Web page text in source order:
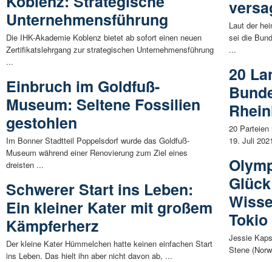
Unternehmensführung
Die IHK-Akademie Koblenz bietet ab sofort einen neuen
Zertifikatslehrgang zur strategischen Unternehmensführung
...
Einbruch im Goldfuß-
Museum: Seltene Fossilien
gestohlen
Im Bonner Stadtteil Poppelsdorf wurde das Goldfuß-
Museum während einer Renovierung zum Ziel eines
dreisten ...
Schwerer Start ins Leben:
Ein kleiner Kater mit großem
Kämpferherz
Der kleine Kater Hümmelchen hatte keinen einfachen Start
ins Leben. Das hielt ihn aber nicht davon ab, ...
Laut der
sei die
...
20
20
19. Juli
Tokio
Jessie
Stene